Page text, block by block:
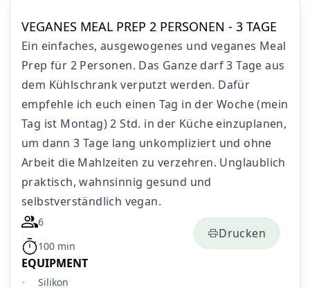
VEGANES MEAL PREP 2 PERSONEN - 3 TAGE
Ein einfaches, ausgewogenes und veganes Meal
Prep für 2 Personen. Das Ganze darf 3 Tage aus
dem Kühlschrank verputzt werden. Dafür
empfehle ich euch einen Tag in der Woche (mein
Tag ist Montag) 2 Std. in der Küche einzuplanen,
um dann 3 Tage lang unkompliziert und ohne
Arbeit die Mahlzeiten zu verzehren. Unglaublich
praktisch, wahnsinnig gesund und
selbstverständlich vegan.
6
100 min
Drucken
EQUIPMENT
Silikon